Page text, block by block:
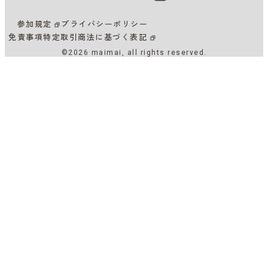
参加規定
プライバシーポリシー
免責事項特定取引商法に基づく表記
©2026 maimai, all rights reserved.